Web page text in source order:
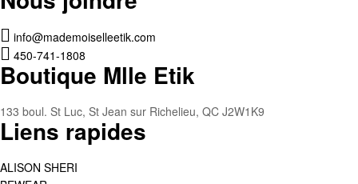
info@mademoiselleetik.com
450-741-1808
Boutique Mlle Etik
133 boul. St Luc, St Jean sur Richelieu, QC J2W1K9
Liens rapides
ALISON SHERI